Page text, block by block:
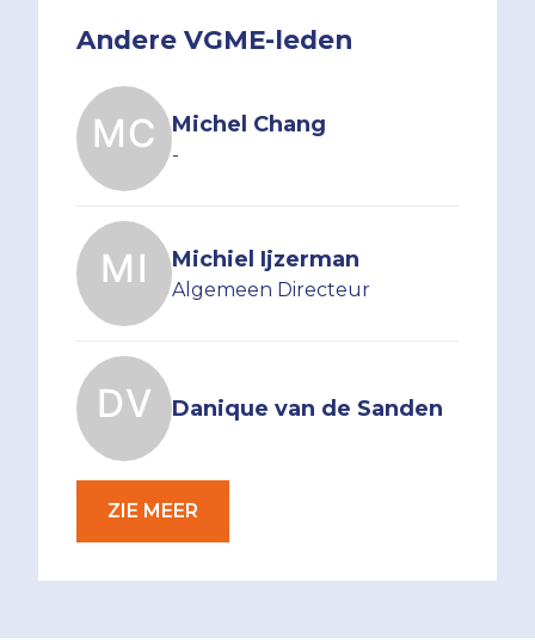
Andere VGME-leden
Michel Chang
-
Michiel Ijzerman
Algemeen Directeur
Danique van de Sanden
ZIE MEER